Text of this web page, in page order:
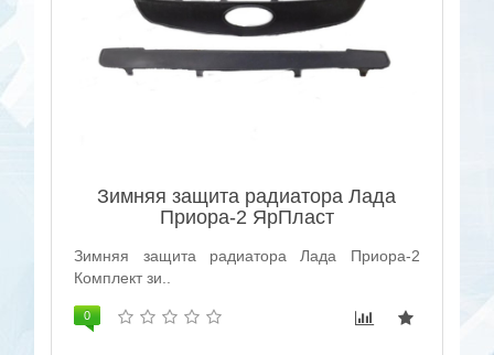
Зимняя защита радиатора Лада
Приора-2 ЯрПласт
Зимняя защита радиатора Лада Приора-2
Комплект зи..
0